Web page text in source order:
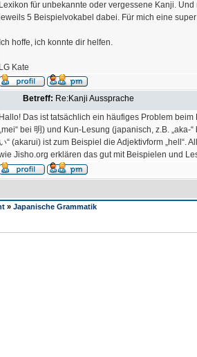
Lexikon für unbekannte oder vergessene Kanji.
5 Beispielvokabel dabei. Für mich eine
Ich hoffe, ich konnte dir helfen.
LG Kate
Betreff: Re:Kanji Aussprache
Hallo! Das ist tatsächlich ein häufiges Problem
bei 明) und Kun-Lesung (japanisch, z.B.
い“ (akarui) ist zum Beispiel die Adjektivform
Jisho.org erklären das gut mit Beispielen und
» Japanische Grammatik